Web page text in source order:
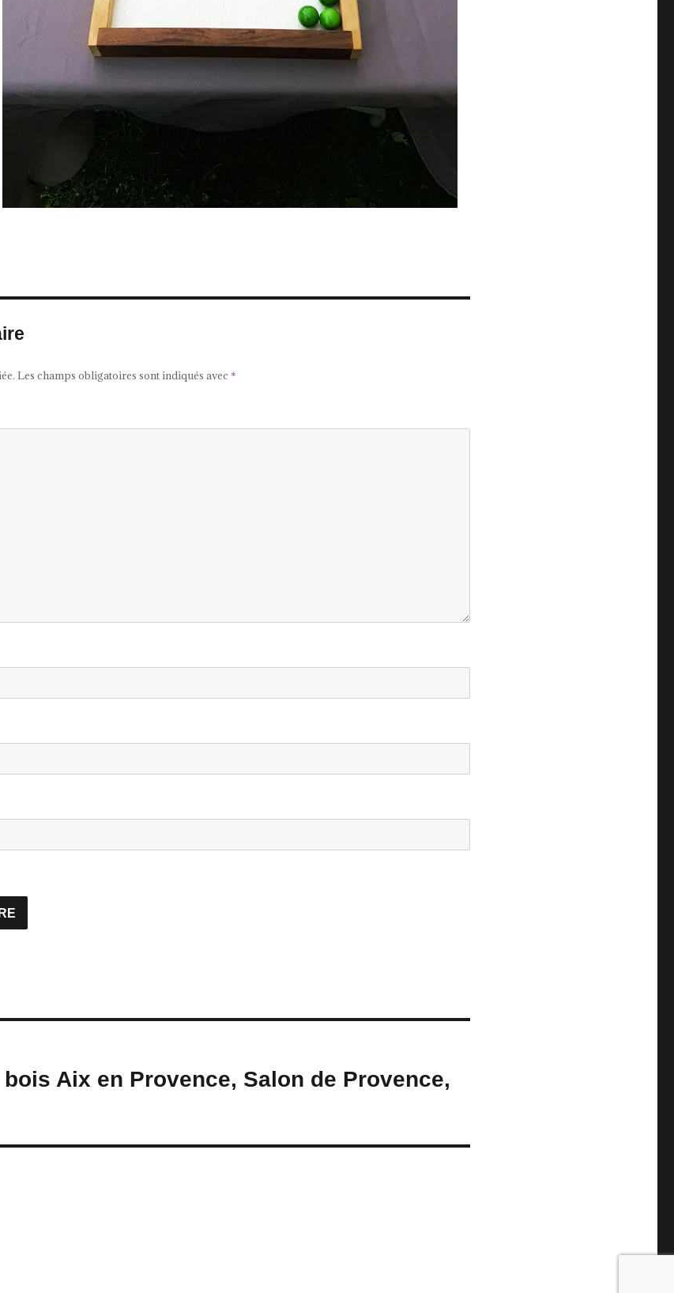
Les champs obligatoires sont indiqués avec *
Aix en Provence, Salon de Provence,